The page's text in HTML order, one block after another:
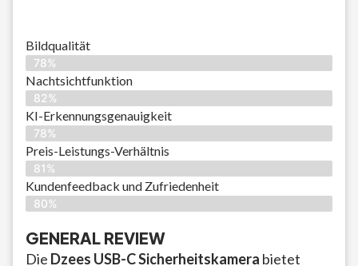
Bildqualität
78%
Nachtsichtfunktion
82%
KI-Erkennungsgenauigkeit
78%
Preis-Leistungs-Verhältnis
81%
Kundenfeedback und Zufriedenheit
80%
GENERAL REVIEW
Die Dzees USB-C Sicherheitskamera bietet